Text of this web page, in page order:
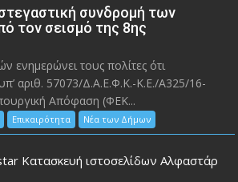
συνδρομή των
τον σεισμό της 8ης
ενημερώνει τους πολίτες ότι
αριθ. 57073/Δ.Α.Ε.Φ.Κ.-Κ.Ε./Α325/16-
Απόφαση (ΦΕΚ...
Επικαιρότητα Νέα των Δήμων
Κατασκευή ιστοσελίδων Αλφαστάρ